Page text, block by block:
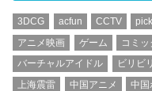
3DCG acfun CCTV
アニメ映画
ゲーム コミッ
バーチャルアイドル
ビリビ
上海震雷
中国アニメ 中国